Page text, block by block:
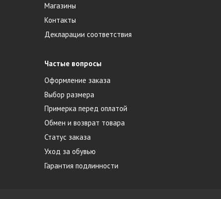
Магазины
Контакты
Декларации соответствия
Частые вопросы
Оформление заказа
Выбор размера
Примерка перед оплатой
Обмен и возврат товара
Статус заказа
Уход за обувью
Гарантия подлинности